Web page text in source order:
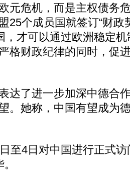
元危机，而是主权债务
25个成员国就签订“财政
，才可以通过欧洲稳定
格财政纪律的同时，促
了进一步加深中德合
。她称，中国有望成为
4日对中国进行正式访